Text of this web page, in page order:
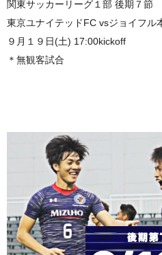
関東サッカーリーグ１部 後期７節
東京ユナイテッドFC vsジョイフル
９月１９日(土) 17:00kickoff
＊無観客試合